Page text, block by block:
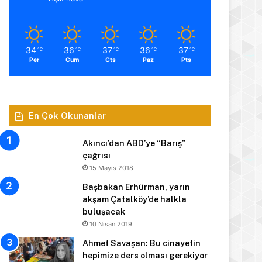
34 ℃
Per
36 ℃
Cum
37 ℃
Cts
36 ℃
Paz
37 ℃
Pts
En Çok Okunanlar
Akıncı’dan ABD’ye “Barış”
çağrısı
15 Mayıs 2018
Başbakan Erhürman, yarın
akşam Çatalköy’de halkla
buluşacak
10 Nisan 2019
Ahmet Savaşan: Bu cinayetin
hepimize ders olması gerekiyor